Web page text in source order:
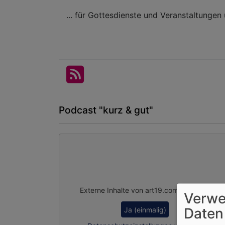
... für Gottesdienste und
Podcast "kurz & gut"
Externe Inhalte von art19.com anzeigen?
Ja (einmalig)